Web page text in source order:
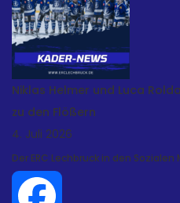
Niklas Helmer und Luca
zu den Flößern
4. Juli 2026
Der ERC Lechbruck in den Sozialen